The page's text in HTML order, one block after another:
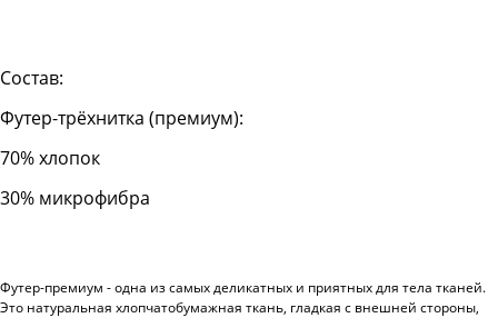
Состав:
Футер-трёхнитка (премиум):
70% хлопок
30% микрофибра
Футер-премиум - одна из самых деликатных и приятных для тела тканей.
Это натуральная хлопчатобумажная ткань, гладкая с внешней стороны,